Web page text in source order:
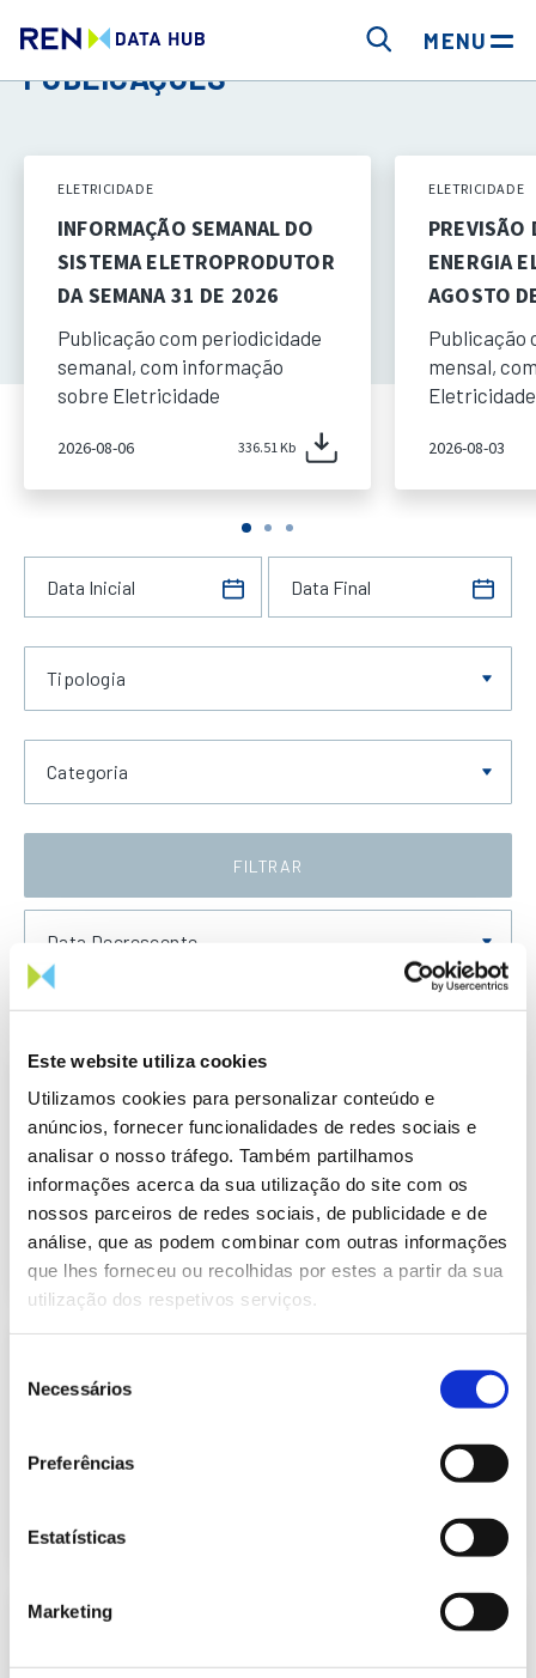
Este website utiliza cookies
Utilizamos cookies para personalizar conteúdo e
anúncios, fornecer funcionalidades de redes sociais e
analisar o nosso tráfego. Também partilhamos
informações acerca da sua utilização do site com os
nossos parceiros de redes sociais, de publicidade e de
análise, que as podem combinar com outras informações
que lhes forneceu ou recolhidas por estes a partir da sua
utilização dos respetivos serviços.
Necessários
Preferências
Estatísticas
Marketing
MENU
PUBLICAÇÕES
ELETRICIDADE
INFORMAÇÃO SEMANAL DO
SISTEMA ELETROPRODUTOR
DA SEMANA 31 DE 2026
Publicação com periodicidade
semanal, com informação
sobre Eletricidade
2026-08-06 336.51 Kb
ELETRICIDADE
PREVISÃO
ENERGIA
AGOSTO
Publicação
mensal,
Eletricidade
2026-08-03
Tipologia
Categoria
FILTRAR
Data Decrescente
628.67 Kb
Eletroprodutor da semana 30 de
2023
Publicação com periodicidade semanal, com
informação sobre Eletricidade
2023-07-31 Eletricidade
628.16 Kb 2023
2023